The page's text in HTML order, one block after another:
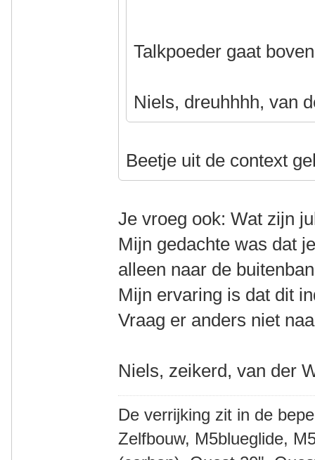
Talkpoeder gaat
Niels, dreuhhhh, van
Beetje uit de context
Je vroeg ook: Wat zijn
Mijn gedachte was dat
alleen naar de
Mijn ervaring is dat dit
Vraag er anders niet
Niels, zeikerd, van der
De verrijking zit in de
Zelfbouw, M5blueglide,